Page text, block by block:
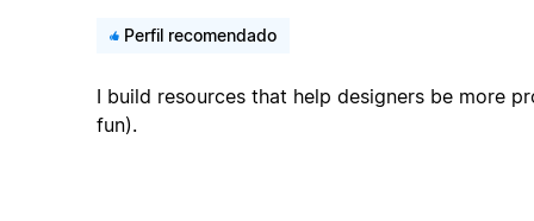
Perfil recomendado
I build resources that help designers be more
fun).